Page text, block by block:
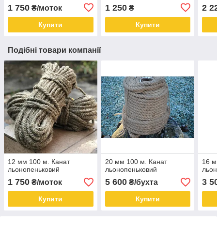
1 750 ₴/моток
Купити
1 250₴
Купити
2
Подібні товари компанії
12 мм 100 м. Канат
льонопеньковий
1 750 ₴/моток
Купити
20 мм 100 м. Канат
льонопеньковий
5 600₴/бухта
Купити
16
3